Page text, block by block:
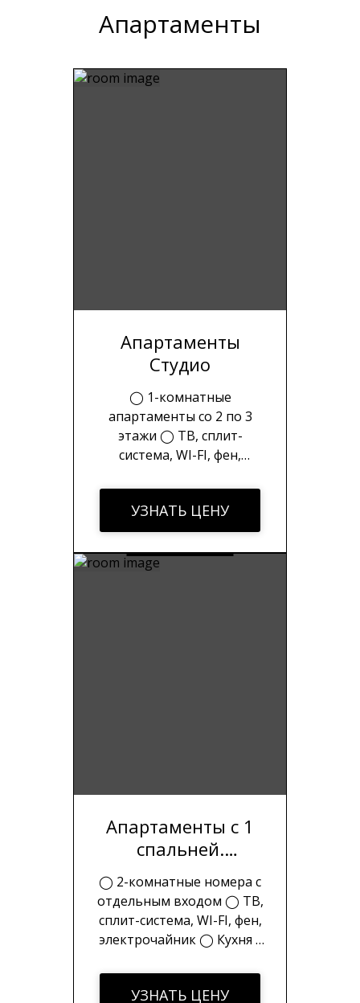
Апартаменты
Апартаменты
Студио
◯ 1-комнатные
апартаменты со 2 по 3
этажи ◯ ТВ, сплит-
система, WI-FI, фен,
Стиральная машина,
холодильник, плита, набор
посуды ◯ Набор
полотенец, шампунь, гель
для душа, зубной набор ◯
УЗНАТЬ ЦЕНУ
Апартаменты с 1
спальней.
Отдельный вход
◯ 2-комнатные номера с
отдельным входом ◯ ТВ,
сплит-система, WI-FI, фен,
электрочайник ◯ Кухня с
Набор полотенец, халаты,
шампунь, гель для душа,
УЗНАТЬ ЦЕНУ